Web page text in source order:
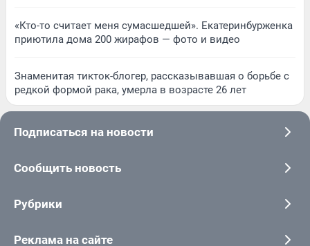
«Кто-то считает меня сумасшедшей». Екатеринбурженка
приютила дома 200 жирафов — фото и видео
Знаменитая тикток-блогер, рассказывавшая о борьбе с
редкой формой рака, умерла в возрасте 26 лет
Подписаться на новости
Сообщить новость
Рубрики
Реклама на сайте